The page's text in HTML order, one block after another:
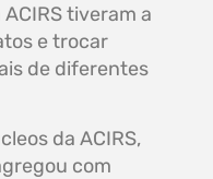
tiveram a
e trocar
de diferentes
da ACIRS,
com